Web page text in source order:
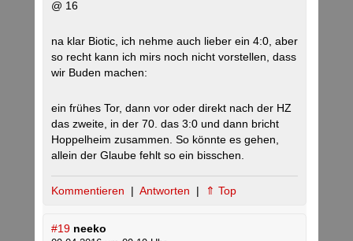
@ 16
na klar Biotic, ich nehme auch lieber ein 4:0, aber
so recht kann ich mirs noch nicht vorstellen, dass
wir Buden machen:
ein frühes Tor, dann vor oder direkt nach der HZ
das zweite, in der 70. das 3:0 und dann bricht
Hoppelheim zusammen. So könnte es gehen,
allein der Glaube fehlt so ein bisschen.
Kommentieren | Antworten | ⇑ Top
#19 neeko